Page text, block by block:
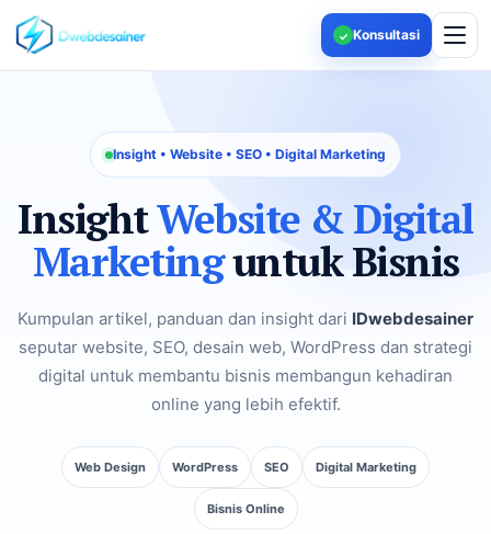
✓ Konsultasi
Insight • Website • SEO • Digital Marketing
InsightWebsite & Digital
Marketinguntuk Bisnis
Kumpulan artikel, panduan dan insight dari IDwebdesainer
seputar website, SEO, desain web, WordPress dan strategi
digital untuk membantu bisnis membangun kehadiran
online yang lebih efektif.
Web Design WordPress SEO Digital Marketing
Bisnis Online